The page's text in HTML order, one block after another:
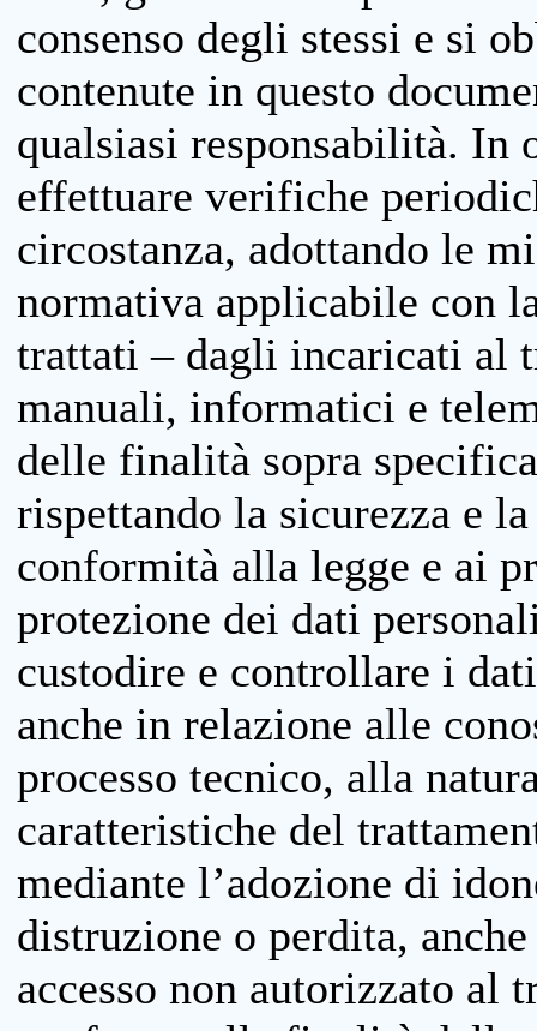
consenso degli stessi e si
contenute in questo
qualsiasi responsabilità. In
effettuare verifiche
circostanza, adottando le
normativa applicabile con
trattati – dagli incaricati al
manuali, informatici e
delle finalità sopra
rispettando la sicurezza e
conformità alla legge e ai
protezione dei dati
custodire e controllare i
anche in relazione alle
processo tecnico, alla
caratteristiche del
mediante l’adozione di
distruzione o perdita,
accesso non autorizzato al